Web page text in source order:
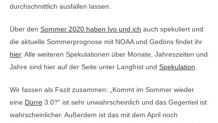
durchschnittlich ausfallen lassen.
Über den Sommer 2020 haben Ivo und ich auch spekuliert und
die aktuelle Sommerprognose mit NOAA und Gedöns findet ihr
hier. Alle weiteren Spekulationen über Monate, Jahreszeiten und
Jahre sind hier auf der Seite unter Langfrist und Spekulation
Wir fassen als Fazit zusammen: „Kommt im Sommer wieder
eine Dürre 3.0?“ ist sehr unwahrscheinlich und das Gegenteil ist
wahrscheinlicher. Außerdem ist das mit dem April noch